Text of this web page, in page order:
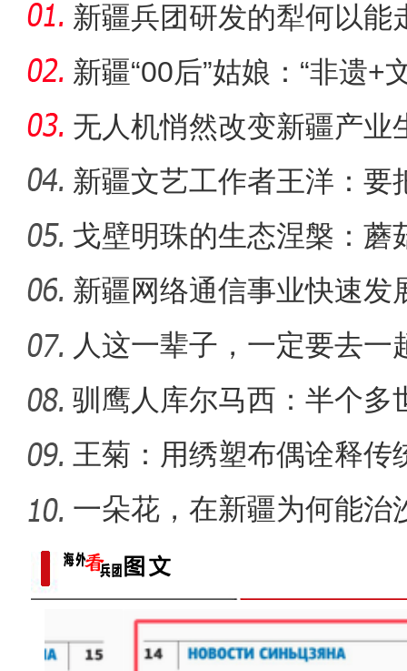
【与你为邻】吉国马戏表演
新疆兵团研发的犁何以能
新疆“00后”姑娘：“非遗+
无人机悄然改变新疆产业
新疆文艺工作者王洋：要
多人听
戈壁明珠的生态涅槃：蘑
战
新疆网络通信事业快速发
距离
人这一辈子，一定要去一
驯鹰人库尔马西：半个多
王菊：用绣塑布偶诠释传
一朵花，在新疆为何能治